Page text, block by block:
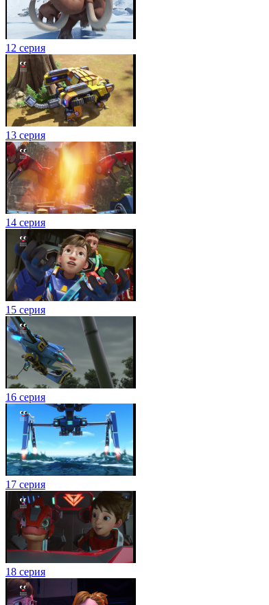
12 серия
13 серия
14 серия
15 серия
16 серия
17 серия
18 серия